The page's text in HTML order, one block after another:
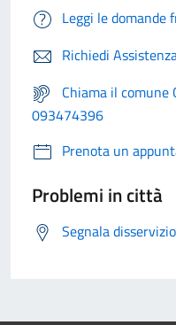
Leggi le domande
Richiedi
Chiama il
093474396
Prenota un
Problemi in città
Segnala disservizio